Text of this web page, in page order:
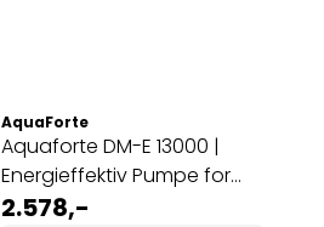
AquaForte
Aquaforte DM-E 13000 |
Energieffektiv Pumpe for
Hagedam
2.578,-